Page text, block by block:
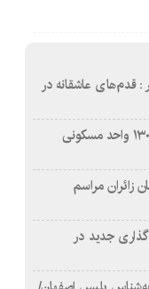
: قدم‌های عاشقانه در
بازآفرینی محله همت‌آباد اصفهان با احداث ۱۳۰ واحد مسکونی
میان زائران مراسم
جدید در